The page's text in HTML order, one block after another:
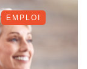
EMPLOI